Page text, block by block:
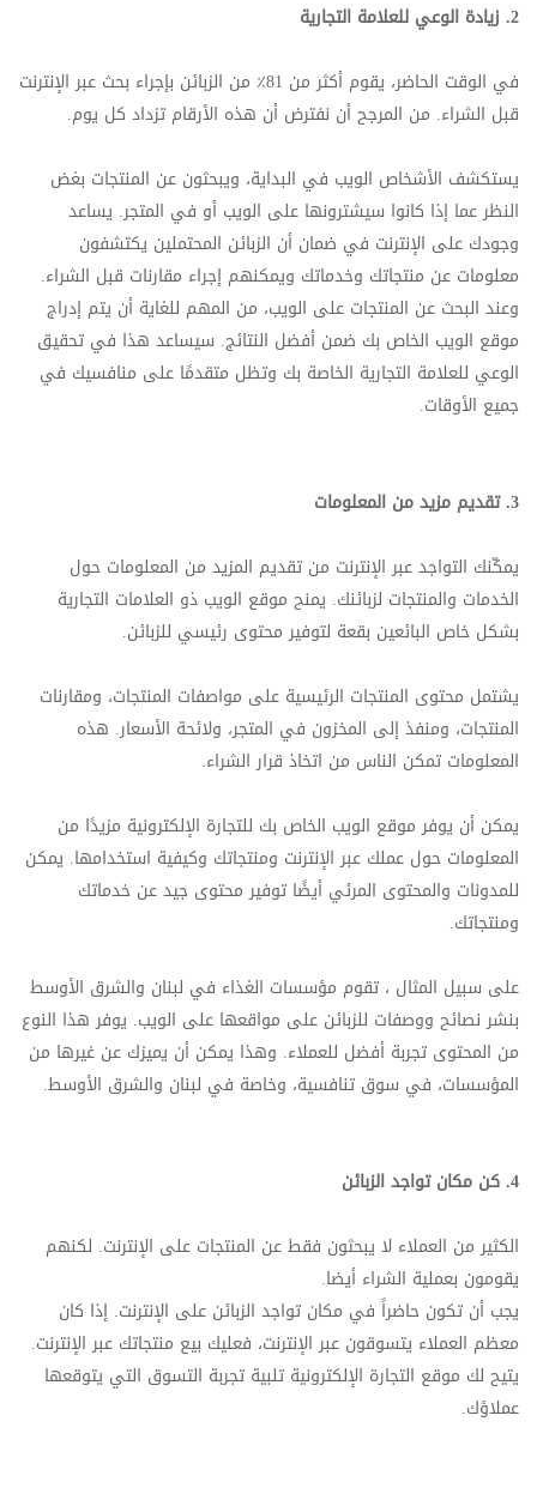
2. زيادة الوعي للعلامة التجارية
في الوقت الحاضر، يقوم أكثر من 81٪ من الزبائن بإجراء بحث عبر الإنترنت
قبل الشراء. من المرجح أن نفترض أن هذه الأرقام تزداد كل يوم.
يستكشف الأشخاص الويب في البداية، ويبحثون عن المنتجات بغض
النظر عما إذا كانوا سيشترونها على الويب أو في المتجر. يساعد
وجودك على الإنترنت في ضمان أن الزبائن المحتملين يكتشفون
معلومات عن منتجاتك وخدماتك ويمكنهم إجراء مقارنات قبل الشراء.
وعند البحث عن المنتجات على الويب، من المهم للغاية أن يتم إدراج
موقع الويب الخاص بك ضمن أفضل النتائج. سيساعد هذا في تحقيق
الوعي للعلامة التجارية الخاصة بك وتظل متقدمًا على منافسيك في
جميع الأوقات.
3. تقديم مزيد من المعلومات
يمكّنك التواجد عبر الإنترنت من تقديم المزيد من المعلومات حول
الخدمات والمنتجات لزبائنك. يمنح موقع الويب ذو العلامات التجارية
بشكل خاص البائعين بقعة لتوفير محتوى رئيسي للزبائن.
يشتمل محتوى المنتجات الرئيسية على مواصفات المنتجات، ومقارنات
المنتجات، ومنفذ إلى المخزون في المتجر، ولائحة الأسعار. هذه
المعلومات تمكن الناس من اتخاذ قرار الشراء.
يمكن أن يوفر موقع الويب الخاص بك للتجارة الإلكترونية مزيدًا من
المعلومات حول عملك عبر الإنترنت ومنتجاتك وكيفية استخدامها. يمكن
للمدونات والمحتوى المرئي أيضًا توفير محتوى جيد عن خدماتك
ومنتجاتك.
على سبيل المثال ، تقوم مؤسسات الغذاء في لبنان والشرق الأوسط
بنشر نصائح ووصفات للزبائن على مواقعها على الويب. يوفر هذا النوع
من المحتوى تجربة أفضل للعملاء. وهذا يمكن أن يميزك عن غيرها من
المؤسسات، في سوق تنافسية، وخاصة في لبنان والشرق الأوسط.
4. كن مكان تواجد الزبائن
الكثير من العملاء لا يبحثون فقط عن المنتجات على الإنترنت. لكنهم
يقومون بعملية الشراء أيضا.
يجب أن تكون حاضراً في مكان تواجد الزبائن على الإنترنت. إذا كان
معظم العملاء يتسوقون عبر الإنترنت، فعليك بيع منتجاتك عبر الإنترنت.
يتيح لك موقع التجارة الإلكترونية تلبية تجربة التسوق التي يتوقعها
عملاؤك.